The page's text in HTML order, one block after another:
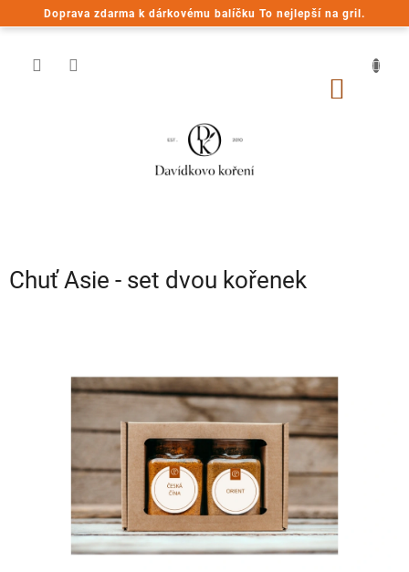
Doprava zdarma k dárkovému balíčku To nejlepší na gril.
na
Chuť Asie - set dvou kořenek